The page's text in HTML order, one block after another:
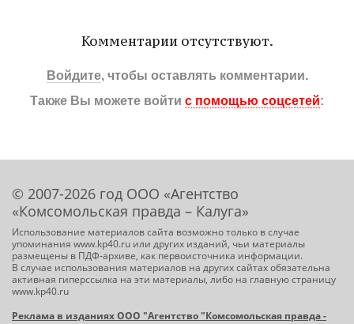
Комментарии отсутствуют.
Войдите, чтобы оставлять комментарии.
Также Вы можете войти с помощью соцсетей:
© 2007-2026 год ООО «Агентство
«Комсомольская правда – Калуга»
Использование материалов сайта возможно только в случае
упоминания www.kp40.ru или других изданий, чьи материалы
размещены в ПДФ-архиве, как первоисточника информации.
В случае использования материалов на других сайтах обязательна
активная гиперссылка на эти материалы, либо на главную страницу
www.kp40.ru
Реклама в изданиях ООО "Агентство "Комсомольская правда -